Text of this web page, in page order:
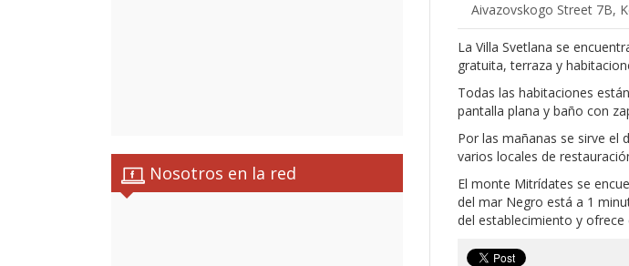
Nosotros en la red
Aivazovskogo Street 7B,
La Villa Svetlana se
gratuita, terraza y
Todas las habitaciones
pantalla plana y baño con
Por las mañanas se sirve el
varios locales de
El monte Mitrídates se
del mar Negro está a 1
del establecimiento y ofrece